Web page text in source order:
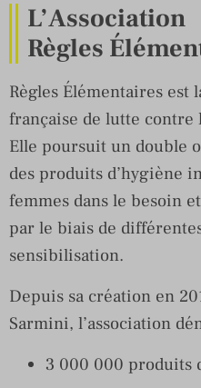
L’Association
Règles
Règles Élémentaires est
française de lutte
Elle poursuit un double
des produits d’hygiène
femmes dans le besoin
par le biais de
sensibilisation.
Depuis sa création en
Sarmini, l’association
3 000 000 produits